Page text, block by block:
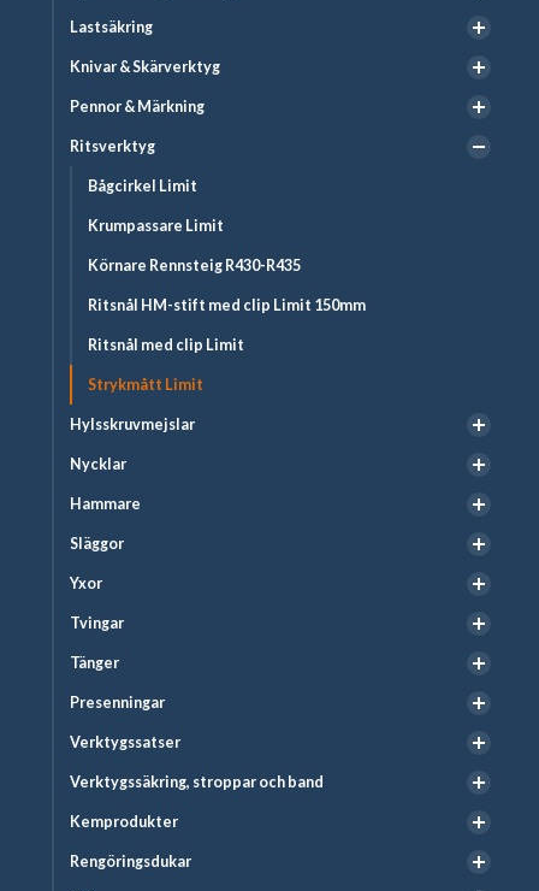
Lastsäkring
Knivar & Skärverktyg
Pennor & Märkning
Ritsverktyg
Bågcirkel Limit
Krumpassare Limit
Körnare Rennsteig R430-R435
Ritsnål HM-stift med clip Limit 150mm
Ritsnål med clip Limit
Strykmått Limit
Hylsskruvmejslar
Nycklar
Hammare
Släggor
Yxor
Tvingar
Tänger
Presenningar
Verktygssatser
Verktygssäkring, stroppar och band
Kemprodukter
Rengöringsdukar